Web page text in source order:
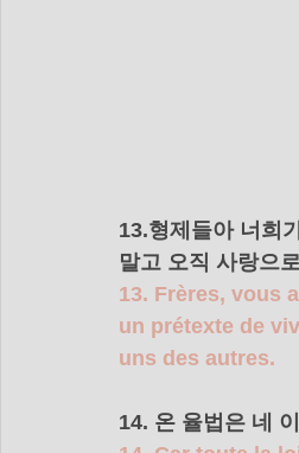
13.형제들아 너희
말고 오직 사랑으
13. Frères, vous
un prétexte de
uns des autres.
14. 온 율법은 네